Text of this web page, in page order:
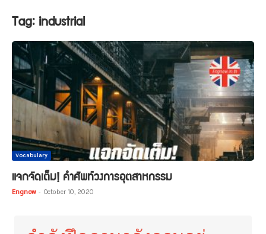
Tag: industrial
Vocabulary
แจกจัดเต็ม! คำศัพท์วงการอุตสาหกรรม
Engnow - October 10, 2020